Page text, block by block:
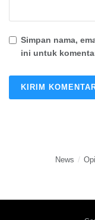
Simpan nama,
ini untuk
News